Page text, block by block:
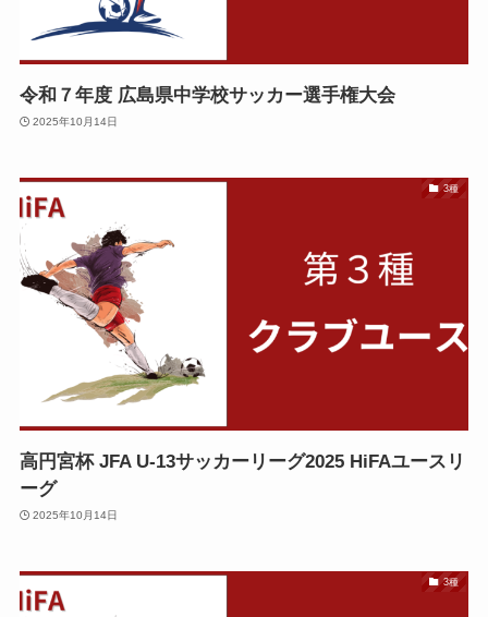
令和７年度 広島県中学校サッカー選手権大会
2025年10月14日
3種
高円宮杯 JFA U-13サッカーリーグ2025 HiFAユースリ
ーグ
2025年10月14日
3種